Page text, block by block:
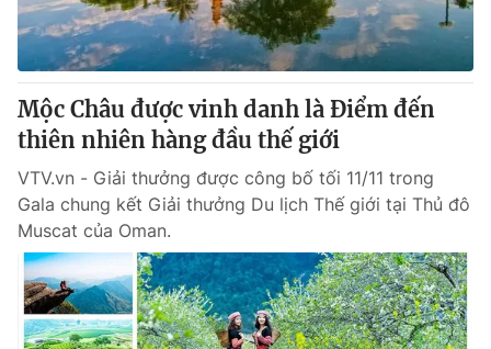
Thế giới đó đây
Câu chuyện quốc tế
Tài chính
Thị trường
Góc doanh nghiệp
Dữ liệu và đời sống
Truyền hình
Hậu trường
Nhân vật
Khán giả
Giải sao mai
Giải trí
Điện ảnh
Âm nhạc
Sao
Đời sống
Du lịch
Làm đẹp
Giáo dục
Mộc Châu được vinh danh là Điểm đến
thiên nhiên hàng đầu thế giới
VTV.vn - Giải thưởng được công bố tối 11/11 trong
Gala chung kết Giải thưởng Du lịch Thế giới tại Thủ đô
Muscat của Oman.